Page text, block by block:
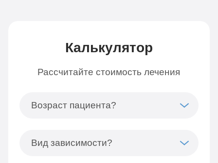
Калькулятор
Рассчитайте стоимость лечения
Возраст пациента?
Вид зависимости?